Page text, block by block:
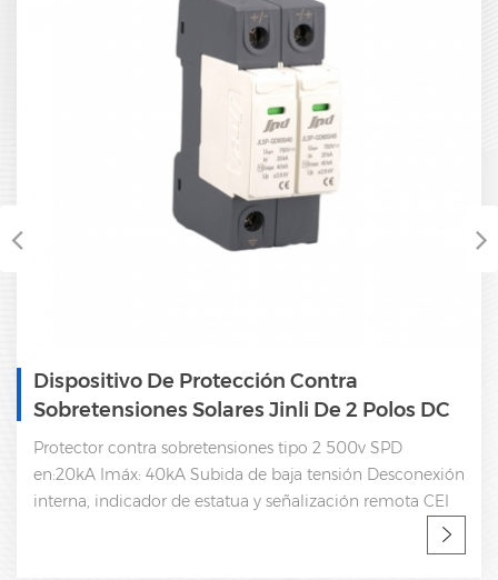
Dispositivo De Protección Contra
Sobretensiones Solares Jinli De 2 Polos DC
SPD 500V
Protector contra sobretensiones tipo 2 500v SPD
en:20kA Imáx: 40kA Subida de baja tensión Desconexión
interna, indicador de estatua y señalización remota CEI